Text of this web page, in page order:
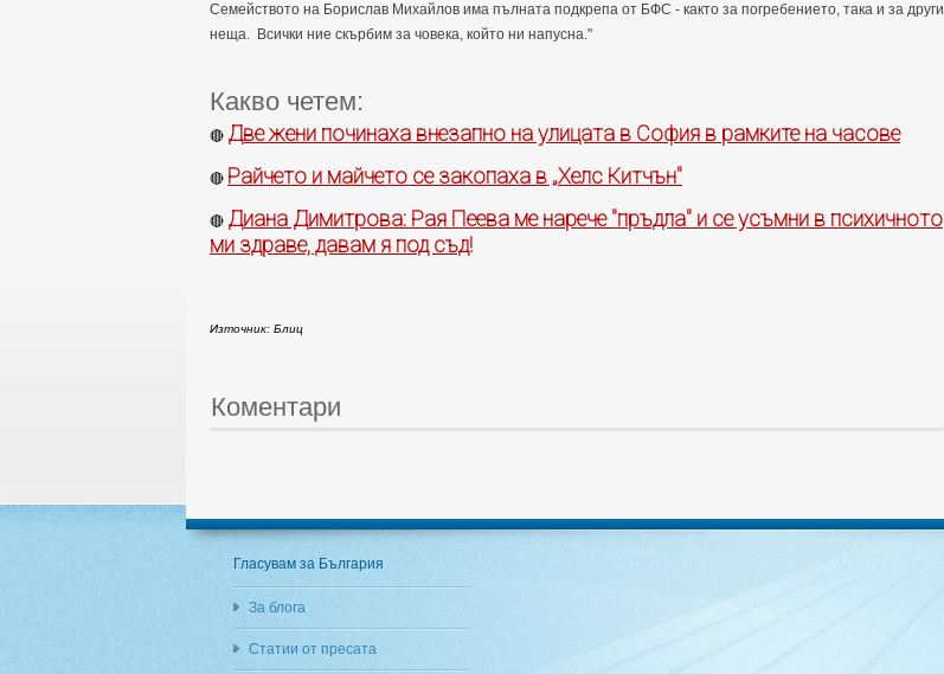
Семейството на Борислав Михайлов има пълната подкрепа от БФС - както за погребението, така и за други
неща. Всички ние скърбим за човека, който ни напусна."
Какво четем:
🔴 Две жени починаха внезапно на улицата в София в рамките на часове
🔴 Райчето и майчето се закопаха в „Хелс Китчън"
🔴 Диана Димитрова: Рая Пеева ме нарече "пръдла" и се усъмни в психичното
ми здраве, давам я под съд!
Източник: Блиц
Коментари
Гласувам за България
За блога
Статии от пресата